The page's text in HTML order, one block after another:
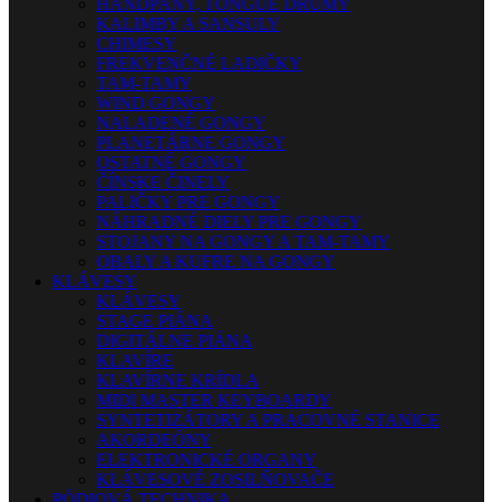
HANDPANY, TONGUE DRUMY
KALIMBY A SANSULY
CHIMESY
FREKVENČNÉ LADIČKY
TAM-TAMY
WIND GONGY
NALADENÉ GONGY
PLANETÁRNE GONGY
OSTATNÉ GONGY
ČÍNSKE ČINELY
PALIČKY PRE GONGY
NÁHRADNÉ DIELY PRE GONGY
STOJANY NA GONGY A TAM-TAMY
OBALY A KUFRE NA GONGY
KLÁVESY
KLÁVESY
STAGE PIÁNA
DIGITÁLNE PIÁNA
KLAVÍRE
KLAVÍRNE KRÍDLA
MIDI MASTER KEYBOARDY
SYNTETIZÁTORY A PRACOVNÉ STANICE
AKORDEÓNY
ELEKTRONICKÉ ORGANY
KLÁVESOVÉ ZOSILŇOVAČE